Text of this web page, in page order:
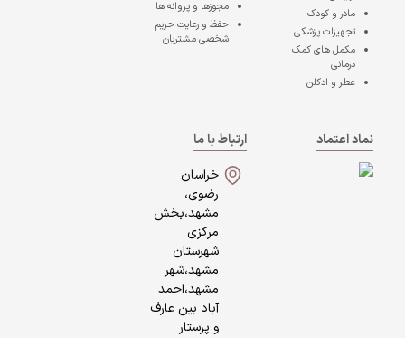
مادر و کودک
تجهیزات پزشکی
مکمل های کمک
درمانی
عطر و ادکلن
مجوزها و پروانه ها
حفظ و رعایت حریم
شخصی مشتریان
نماد اعتماد
ارتباط با ما
خراسان
رضوی،
مشهد،بخش
مرکزی
شهرستان
مشهد،شهر
مشهد،احمد
آباد بین عارف
و پرستار